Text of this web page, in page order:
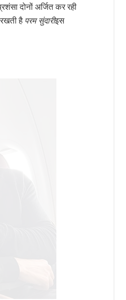
दोनों अर्जित कर रही
है परम सुंदारीइस